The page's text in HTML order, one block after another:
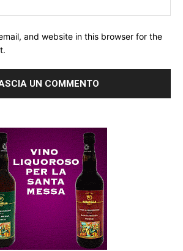
and website in this browser for the